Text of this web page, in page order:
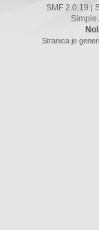
SMF 2.0.19
Simple
Stranica je